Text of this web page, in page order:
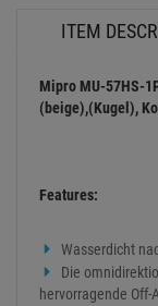
ITEM
Mipro MU-57HS-
(beige),(Kugel),
Features:
Wasserdicht
Die
hervorragende